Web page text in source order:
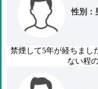
性別：
禁煙して5年が経ちまし
ない程